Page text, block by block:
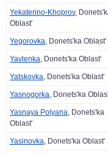
Yekaterino-Khoprov,
Oblast'
Yegorovka, Donets'ka Oblast'
Yavlenka, Donets'ka Oblast'
Yatskovka, Donets'ka Oblast'
Yasnogorka, Donets'ka
Yasnaya Polyana, Donets'ka
Oblast'
Yasinovka, Donets'ka Oblast'